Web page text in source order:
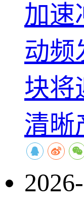
加速
动频
块将
清晰